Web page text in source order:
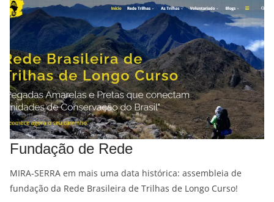
Fundação de Rede
MIRA-SERRA em mais uma data histórica: assembleia de
fundação da Rede Brasileira de Trilhas de Longo Curso!